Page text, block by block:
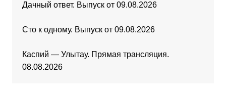
Дачный ответ. Выпуск от 09.08.2026
Сто к одному. Выпуск от 09.08.2026
Каспий — Улытау. Прямая трансляция.
08.08.2026